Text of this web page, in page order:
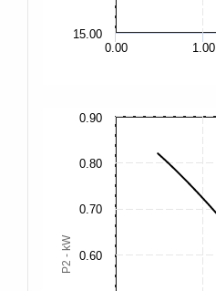
0.00 1.00
15.00
P2 - kW 0.60
0.70
0.80
0.90